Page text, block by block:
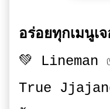
อร่อยทุกเมนูเ
💚 Lineman
True